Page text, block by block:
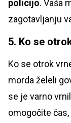
policijo. Vaša
zagotavljanju
5. Ko se
Ko se otrok
morda želeli
se je varno
omogočite